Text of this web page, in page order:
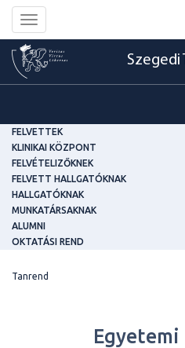
Toggle
navigation
Szegedi
FELVETTEK
KLINIKAI KÖZPONT
FELVÉTELIZŐKNEK
FELVETT HALLGATÓKNAK
HALLGATÓKNAK
MUNKATÁRSAKNAK
ALUMNI
OKTATÁSI REND
Tanrend
Egyetemi